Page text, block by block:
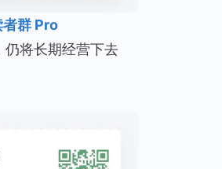
者群 Pro
仍将长期经营下去